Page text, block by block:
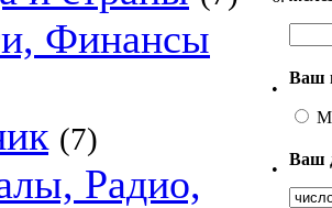
Финансы
(7)
Радио,
•
Ваш
•
Ваш